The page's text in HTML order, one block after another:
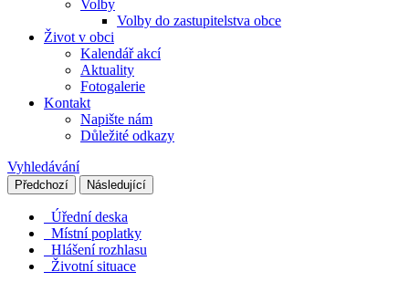
Volby
Volby do zastupitelstva obce
Život v obci
Kalendář akcí
Aktuality
Fotogalerie
Kontakt
Napište nám
Důležité odkazy
Vyhledávání
Předchozí Následující
Úřední deska
Místní poplatky
Hlášení rozhlasu
Životní situace